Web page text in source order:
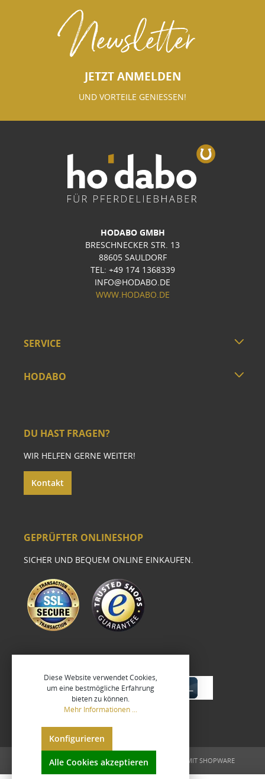
Newsletter
JETZT ANMELDEN
UND VORTEILE GENIESSEN!
HODABO GMBH
BRESCHNECKER STR. 13
88605 SAULDORF
TEL: +49 174 1368339
INFO@HODABO.DE
WWW.HODABO.DE
SERVICE
HODABO
DU HAST FRAGEN?
WIR HELFEN GERNE WEITER!
Kontakt
GEPRÜFTER ONLINESHOP
SICHER UND BEQUEM ONLINE EINKAUFEN.
UMGESETZT VONXEROGRAFIX GMBH REALISIERT MIT SHOPWARE
Diese Website verwendet Cookies,
um eine bestmögliche Erfahrung
bieten zu können.
Mehr Informationen ...
Konfigurieren
Alle Cookies akzeptieren